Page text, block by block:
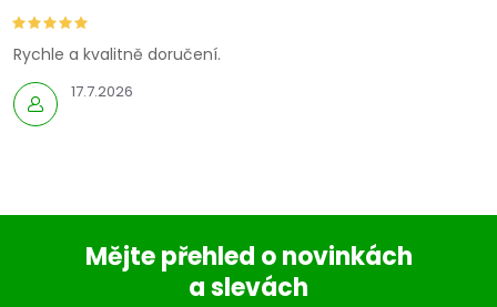
17.7.2026
Rychle a kvalitně doručení.
Mějte přehled o novinkách
a slevách